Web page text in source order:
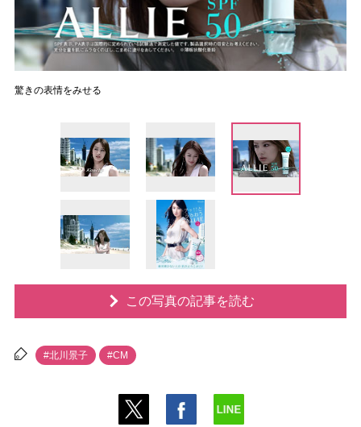
驚きの表情をみせる
この写真の記事を読む
#北川景子 #CM